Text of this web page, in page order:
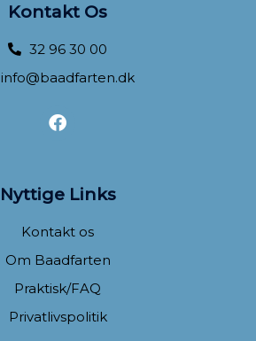
Kontakt Os
32 96 30 00
info@baadfarten.dk
F
a
o
k
Nyttige Links
Kontakt os
Om Baadfarten
Praktisk/FAQ
Privatlivspolitik